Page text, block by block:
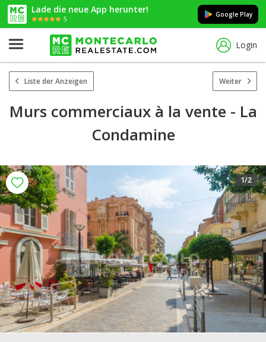
Lade die neue App herunter!
5
Google Play
Login
Liste der Anzeigen Weiter
Murs commerciaux à la vente - La
Condamine
1/2